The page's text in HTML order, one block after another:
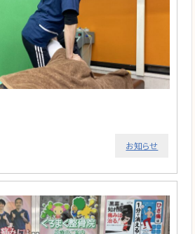
お知らせ